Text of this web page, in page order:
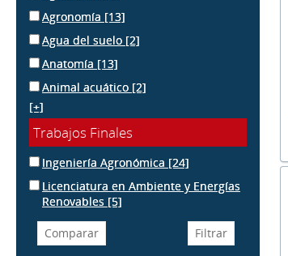
Agronomía [13]
Agua del suelo [2]
Anatomía [13]
Animal acuático [2]
[+]
Trabajos Finales
Ingeniería Agronómica [24]
Licenciatura en Ambiente y Energías
Renovables [5]